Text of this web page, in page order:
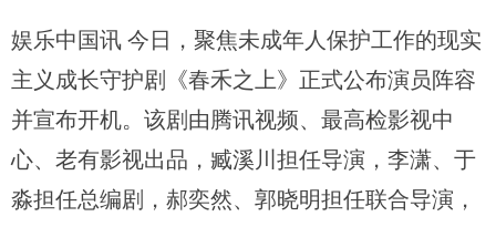
娱乐中国讯 今日，聚焦未成年人保护工作的现实
主义成长守护剧《春禾之上》正式公布演员阵容
并宣布开机。该剧由腾讯视频、最高检影视中
心、老有影视出品，臧溪川担任导演，李潇、于
淼担任总编剧，郝奕然、郭晓明担任联合导演，